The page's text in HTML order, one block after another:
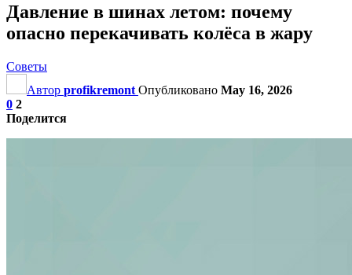
Давление в шинах летом: почему
опасно перекачивать колёса в жару
Советы
Автор profikremont Опубликовано May 16, 2026
0 2
Поделится